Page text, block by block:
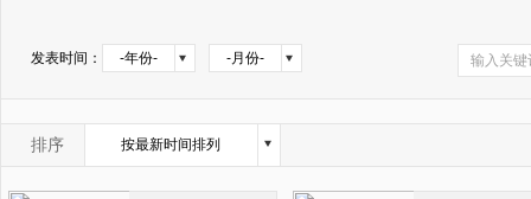
发表时间：
-年份-
2006年
2007年
2008年
-月份-
4月
排序 按最新时间排列